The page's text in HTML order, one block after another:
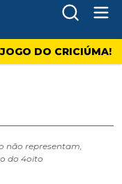
DO CRICIÚMA!
não representam,
do 4oito